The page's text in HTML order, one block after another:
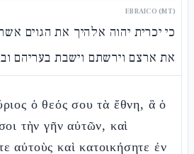
EBRAICO (MT)
כי יכרית יהוה אלהיך את הגוים
את ארצם וירשתם וישבת בעריהם
ὁ θεός σου τὰ ἔθνη, ἃ ὁ
τὴν γῆν αὐτῶν, καὶ
αὐτοὺς καὶ κατοικήσητε ἐν